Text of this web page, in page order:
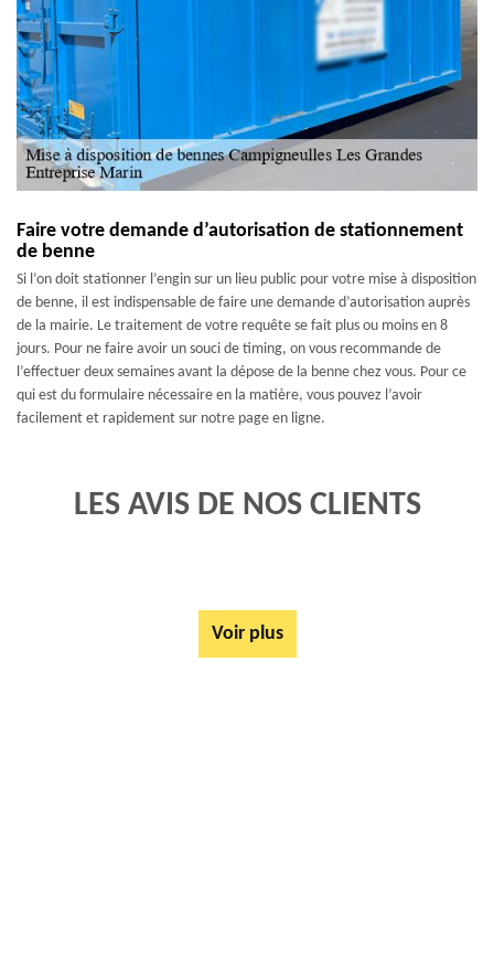
Faire votre demande d’autorisation de stationnement
de benne
Si l’on doit stationner l’engin sur un lieu public pour votre mise à disposition
de benne, il est indispensable de faire une demande d’autorisation auprès
de la mairie. Le traitement de votre requête se fait plus ou moins en 8
jours. Pour ne faire avoir un souci de timing, on vous recommande de
l’effectuer deux semaines avant la dépose de la benne chez vous. Pour ce
qui est du formulaire nécessaire en la matière, vous pouvez l’avoir
facilement et rapidement sur notre page en ligne.
LES AVIS DE NOS CLIENTS
Voir plus